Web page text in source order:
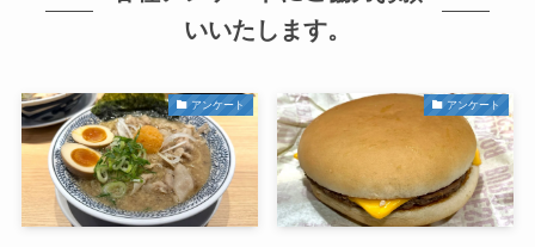
いいたします。
アンケート アンケート